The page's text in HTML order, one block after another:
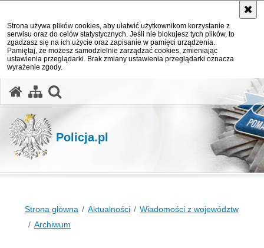
Strona używa plików cookies, aby ułatwić użytkownikom korzystanie z
serwisu oraz do celów statystycznych. Jeśli nie blokujesz tych plików, to
zgadzasz się na ich użycie oraz zapisanie w pamięci urządzenia.
Pamiętaj, że możesz samodzielnie zarządzać cookies, zmieniając
ustawienia przeglądarki. Brak zmiany ustawienia przeglądarki oznacza
wyrażenie zgody.
Policja.pl
Strona główna Aktualności
Wiadomości z województw
Archiwum